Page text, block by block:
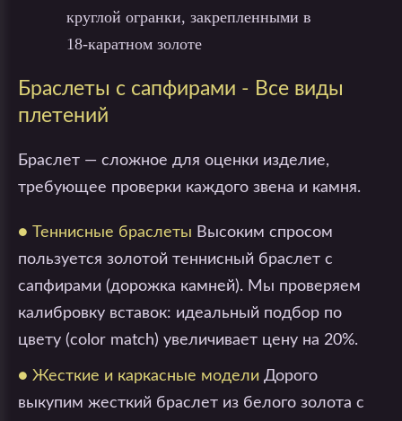
круглой огранки, закрепленными в
18-каратном золоте
Браслеты с сапфирами - Все виды
плетений
Браслет — сложное для оценки изделие,
требующее проверки каждого звена и камня.
● Теннисные браслеты Высоким спросом
пользуется золотой теннисный браслет с
сапфирами (дорожка камней). Мы проверяем
калибровку вставок: идеальный подбор по
цвету (color match) увеличивает цену на 20%.
● Жесткие и каркасные модели Дорого
выкупим жесткий браслет из белого золота с